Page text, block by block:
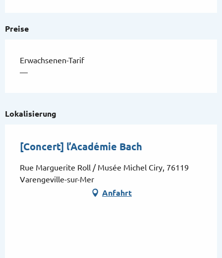
Preise
Erwachsenen-Tarif
—
Lokalisierung
[Concert] l’Académie Bach
Rue Marguerite Roll / Musée Michel Ciry, 76119
Varengeville-sur-Mer
Anfahrt